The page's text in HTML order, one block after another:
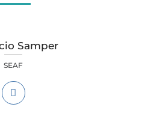
Samper
SEAF